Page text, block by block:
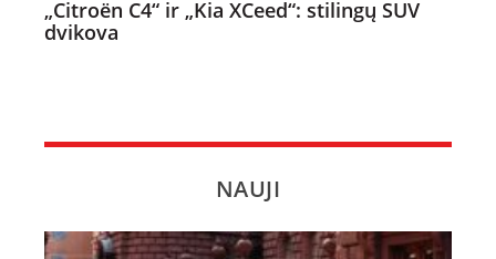
„Citroën C4“ ir „Kia XCeed“: stilingų SUV
dvikova
NAUJI